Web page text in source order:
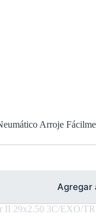
Arroje
Agregar
II 29x2.50 3C/EXO/TR